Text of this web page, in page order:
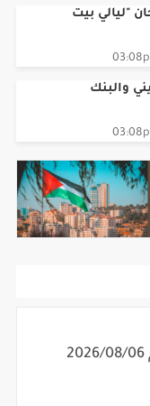
"ليالي بيت
والبنك